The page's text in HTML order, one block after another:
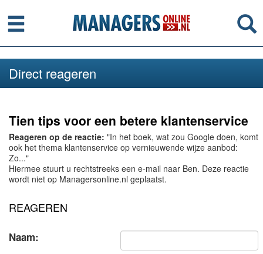
Menu
Direct reageren
Tien tips voor een betere klantenservice
Reageren op de reactie: "In het boek, wat zou Google doen, komt
ook het thema klantenservice op vernieuwende wijze aanbod:
Zo..."
Hiermee stuurt u rechtstreeks een e-mail naar Ben. Deze reactie
wordt niet op Managersonline.nl geplaatst.
REAGEREN
Naam: